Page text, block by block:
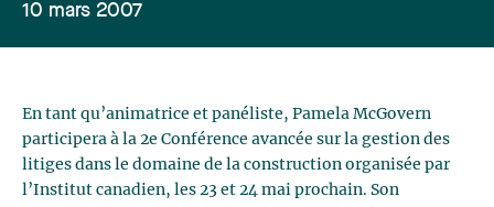
10 mars 2007
En tant qu’animatrice et panéliste, Pamela McGovern
participera à la 2e Conférence avancée sur la gestion des
litiges dans le domaine de la construction organisée par
l’Institut canadien, les 23 et 24 mai prochain. Son